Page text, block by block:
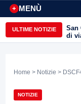
MENÙ
+
ULTIME NOTIZIE
San
di
Home > Notizie >
NOTIZIE